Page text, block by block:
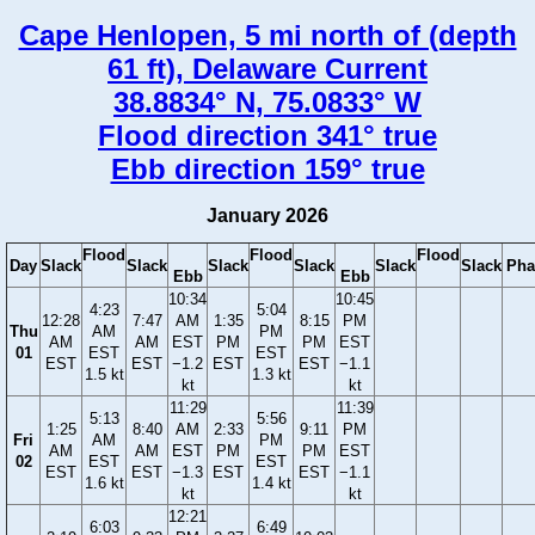
Cape Henlopen, 5 mi north of (depth
61 ft), Delaware Current
38.8834° N, 75.0833° W
Flood direction 341° true
Ebb direction 159° true
January 2026
Day Slack
Flood
Slack
Ebb
Slack
Flood
Slack
Ebb
Slack
Flood
Slack
Thu
01
12:28
AM
EST
4:23
AM
EST
1.5 kt
7:47
AM
EST
10:34
AM
EST
−1.2
kt
1:35
PM
EST
5:04
PM
EST
1.3 kt
8:15
PM
EST
10:45
PM
EST
−1.1
kt
Fri
02
1:25
AM
EST
5:13
AM
EST
1.6 kt
8:40
AM
EST
11:29
AM
EST
−1.3
kt
2:33
PM
EST
5:56
PM
EST
1.4 kt
9:11
PM
EST
11:39
PM
EST
−1.1
kt
6:03
12:21
6:49